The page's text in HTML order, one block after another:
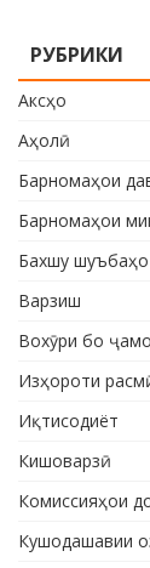
РУБРИКИ
Аксҳо
Аҳолӣ
Барномаҳои
Барномаҳои
Бахшу шуъбаҳо
Варзиш
Вохӯри бо
Изҳороти
Иқтисодиёт
Кишоварзӣ
Комиссияҳои
Кушодашавии